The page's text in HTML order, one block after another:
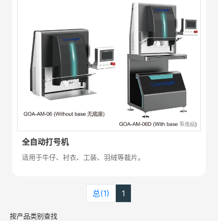
按产品类别查找
全自动打号机
适用于牛仔、衬衣、工装、羽绒等裁片。
总(1) 1